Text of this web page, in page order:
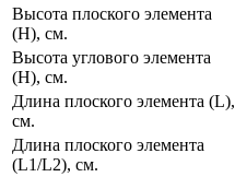
Высота плоского элемента
(H), см.
Высота углового элемента
(H), см.
Длина плоского элемента (L),
см.
Длина плоского элемента
(L1/L2), см.